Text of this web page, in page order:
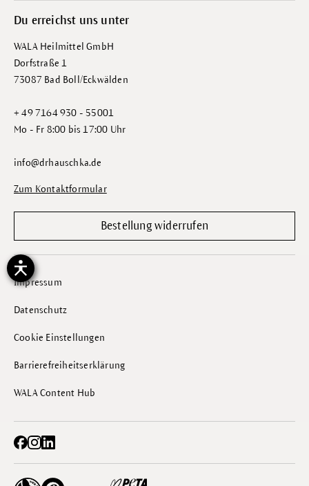
Du erreichst uns unter
WALA Heilmittel GmbH
Dorfstraße 1
73087 Bad Boll/Eckwälden
+ 49 7164 930 - 55001
Mo - Fr 8:00 bis 17:00 Uhr
info@drhauschka.de
Zum Kontaktformular
Bestellung widerrufen
Impressum
Datenschutz
Cookie Einstellungen
Barrierefreiheitserklärung
WALA Content Hub